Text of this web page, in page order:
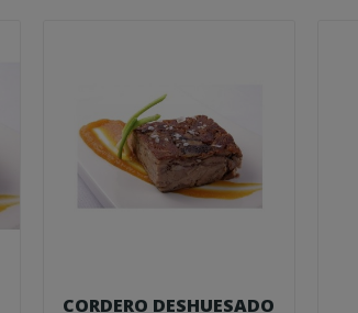
CORDERO DESHUESADO